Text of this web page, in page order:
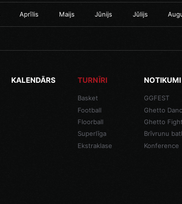
Aprīlis Maijs Jūnijs Jūlijs
KALENDĀRS TURNĪRI
Basket
Football
Floorball
Superlīga
Ekstraklase
NOTIKUMI
GGFEST
Ghetto
Ghetto Fight
Brīvrunu
Konference